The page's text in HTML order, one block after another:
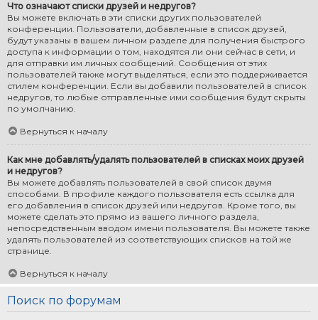
Что означают списки друзей и недругов?
Вы можете включать в эти списки других пользователей
конференции. Пользователи, добавленные в список друзей,
будут указаны в вашем личном разделе для получения быстрого
доступа к информации о том, находятся ли они сейчас в сети, и
для отправки им личных сообщений. Сообщения от этих
пользователей также могут выделяться, если это поддерживается
стилем конференции. Если вы добавили пользователей в список
недругов, то любые отправленные ими сообщения будут скрыты
по умолчанию.
Вернуться к началу
Как мне добавлять/удалять пользователей в списках моих друзей
и недругов?
Вы можете добавлять пользователей в свой список двумя
способами. В профиле каждого пользователя есть ссылка для
его добавления в список друзей или недругов. Кроме того, вы
можете сделать это прямо из вашего личного раздела,
непосредственным вводом имени пользователя. Вы можете также
удалять пользователей из соответствующих списков на той же
странице.
Вернуться к началу
Поиск по форумам